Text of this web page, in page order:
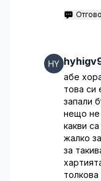
абе
това си
запали
нещо не
какви
жалко
за